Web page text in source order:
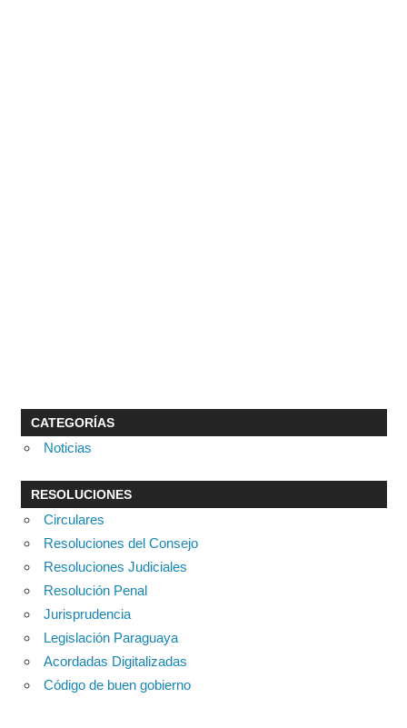
CATEGORÍAS
Noticias
RESOLUCIONES
Circulares
Resoluciones del Consejo
Resoluciones Judiciales
Resolución Penal
Jurisprudencia
Legislación Paraguaya
Acordadas Digitalizadas
Código de buen gobierno